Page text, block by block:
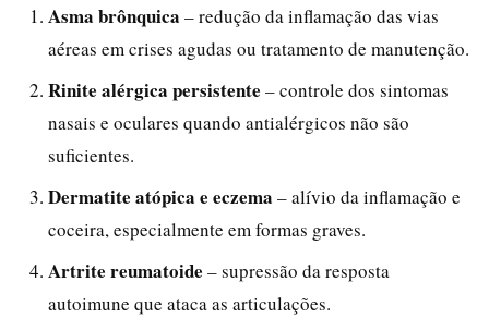
Asma brônquica – redução da inflamação das vias
aéreas em crises agudas ou tratamento de manutenção.
Rinite alérgica persistente – controle dos sintomas
nasais e oculares quando antialérgicos não são
suficientes.
Dermatite atópica e eczema – alívio da inflamação e
coceira, especialmente em formas graves.
Artrite reumatoide – supressão da resposta
autoimune que ataca as articulações.